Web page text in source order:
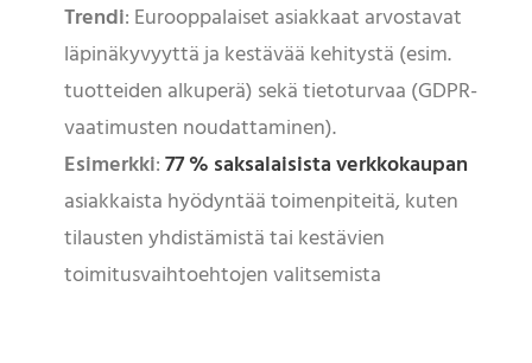
Trendi: Eurooppalaiset asiakkaat arvostavat
läpinäkyvyyttä ja kestävää kehitystä (esim.
tuotteiden alkuperä) sekä tietoturvaa (GDPR-
vaatimusten noudattaminen).
Esimerkki:77 % saksalaisista verkkokaupan
asiakkaista hyödyntää toimenpiteitä, kuten
tilausten yhdistämistä tai kestävien
toimitusvaihtoehtojen valitsemista